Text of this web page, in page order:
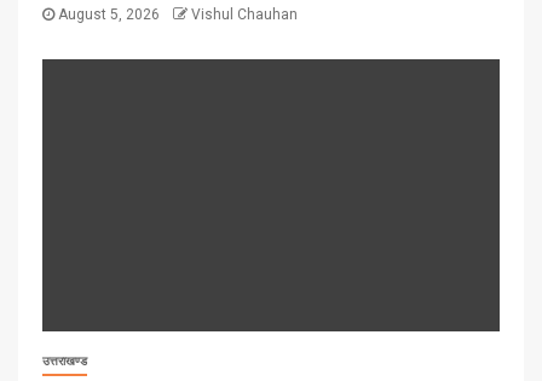
August 5, 2026 Vishul Chauhan
उत्तराखण्ड